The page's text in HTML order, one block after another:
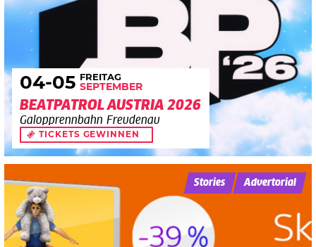
04-05 FREITAG
SEPTEMBER
BEATPATROL AUSTRIA 2026
Galopprennbahn Freudenau
TICKETS GEWINNEN
Stories Advertorial